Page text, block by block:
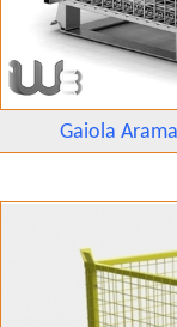
Gaiola